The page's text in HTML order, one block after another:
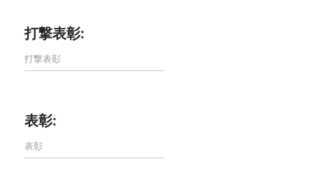
打撃表彰:
表彰: